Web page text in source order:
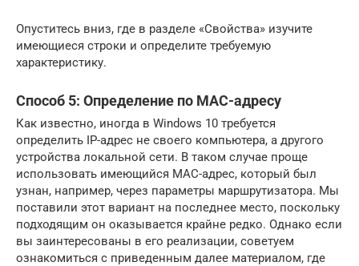
Опуститесь вниз, где в разделе «Свойства» изучите
имеющиеся строки и определите требуемую
характеристику.
Способ 5: Определение по MAC-адресу
Как известно, иногда в Windows 10 требуется
определить IP-адрес не своего компьютера, а другого
устройства локальной сети. В таком случае проще
использовать имеющийся MAC-адрес, который был
узнан, например, через параметры маршрутизатора. Мы
поставили этот вариант на последнее место, поскольку
подходящим он оказывается крайне редко. Однако если
вы заинтересованы в его реализации, советуем
ознакомиться с приведенным далее материалом, где